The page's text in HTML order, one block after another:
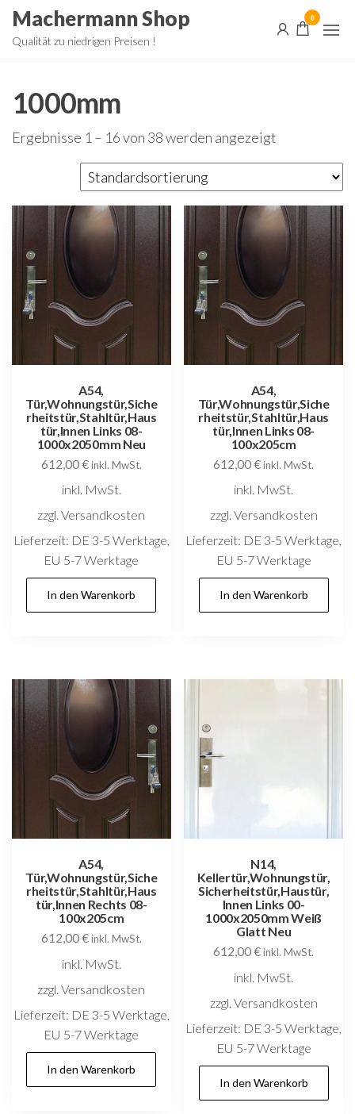
ZumMachermann Shop
Qualität zu niedrigen Preisen !
0
1000mm
Ergebnisse 1 – 16 von 38 werden angezeigt
A54,
Tür,Wohnungstür,Siche
rheitstür,Stahltür,Haus
tür,Innen Links 08-
1000x2050mm Neu
612,00€inkl. MwSt.
inkl. MwSt.
zzgl. Versandkosten
Lieferzeit: DE 3-5 Werktage,
EU 5-7 Werktage
In den Warenkorb
A54,
Tür,Wohnungstür,Siche
rheitstür,Stahltür,Haus
tür,Innen Links 08-
100x205cm
612,00€inkl. MwSt.
inkl. MwSt.
zzgl. Versandkosten
Lieferzeit: DE 3-5 Werktage,
EU 5-7 Werktage
In den Warenkorb
A54,
Tür,Wohnungstür,Siche
rheitstür,Stahltür,Haus
tür,Innen Rechts 08-
100x205cm
612,00€inkl. MwSt.
inkl. MwSt.
zzgl. Versandkosten
Lieferzeit: DE 3-5 Werktage,
EU 5-7 Werktage
In den Warenkorb
N14,
Kellertür,Wohnungstür,
Sicherheitstür,Haustür,
Innen Links 00-
1000x2050mm Weiß
Glatt Neu
612,00€inkl. MwSt.
inkl. MwSt.
zzgl. Versandkosten
Lieferzeit: DE 3-5 Werktage,
EU 5-7 Werktage
In den Warenkorb